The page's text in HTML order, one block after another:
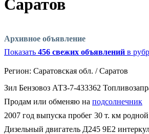
Саратов
Архивное объявление
Показать 456 свежих объявлений в
Регион: Саратовская обл. / Саратов
Зил Бензовоз АТЗ-7-433362
Продам или обменяю на подсолнечник
2007 год выпуска пробег 30 т. км родной
Дизельный двигатель Д245 9Е2